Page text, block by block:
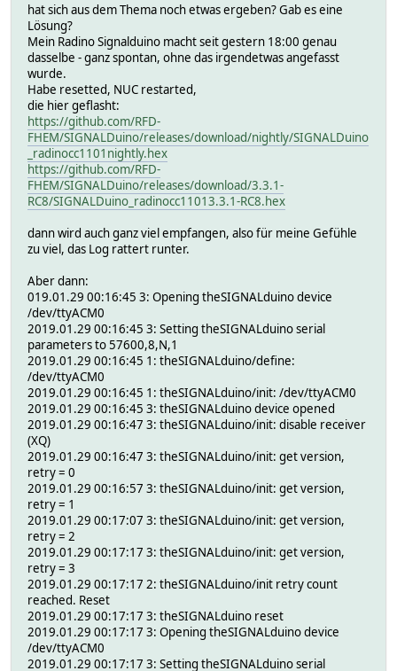
hat sich aus dem Thema noch etwas ergeben? Gab es eine
Lösung?
Mein Radino Signalduino macht seit gestern 18:00 genau
dasselbe - ganz spontan, ohne das irgendetwas angefasst
wurde.
Habe resetted, NUC restarted,
die hier geflasht:
https://github.com/RFD-
FHEM/SIGNALDuino/releases/download/nightly/SIGNALDuino
_radinocc1101nightly.hex
https://github.com/RFD-
FHEM/SIGNALDuino/releases/download/3.3.1-
RC8/SIGNALDuino_radinocc11013.3.1-RC8.hex
dann wird auch ganz viel empfangen, also für meine Gefühle
zu viel, das Log rattert runter.
Aber dann:
019.01.29 00:16:45 3: Opening theSIGNALduino device
/dev/ttyACM0
2019.01.29 00:16:45 3: Setting theSIGNALduino serial
parameters to 57600,8,N,1
2019.01.29 00:16:45 1: theSIGNALduino/define:
/dev/ttyACM0
2019.01.29 00:16:45 1: theSIGNALduino/init: /dev/ttyACM0
2019.01.29 00:16:45 3: theSIGNALduino device opened
2019.01.29 00:16:47 3: theSIGNALduino/init: disable receiver
(XQ)
2019.01.29 00:16:47 3: theSIGNALduino/init: get version,
retry = 0
2019.01.29 00:16:57 3: theSIGNALduino/init: get version,
retry = 1
2019.01.29 00:17:07 3: theSIGNALduino/init: get version,
retry = 2
2019.01.29 00:17:17 3: theSIGNALduino/init: get version,
retry = 3
2019.01.29 00:17:17 2: theSIGNALduino/init retry count
reached. Reset
2019.01.29 00:17:17 3: theSIGNALduino reset
2019.01.29 00:17:17 3: Opening theSIGNALduino device
/dev/ttyACM0
2019.01.29 00:17:17 3: Setting theSIGNALduino serial